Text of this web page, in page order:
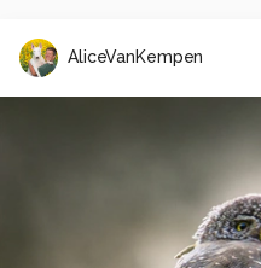
AliceVanKempen